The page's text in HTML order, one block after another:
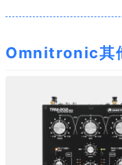
Omnitronic其